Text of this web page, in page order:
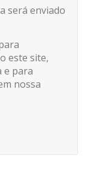
será enviado
este site,
e para
nossa